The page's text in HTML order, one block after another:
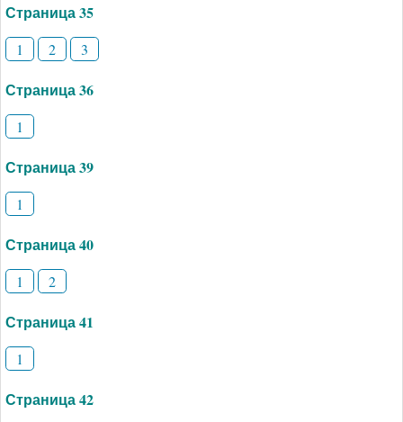
Страница 35
1 2 3
Страница 36
1
Страница 39
1
Страница 40
1 2
Страница 41
1
Страница 42